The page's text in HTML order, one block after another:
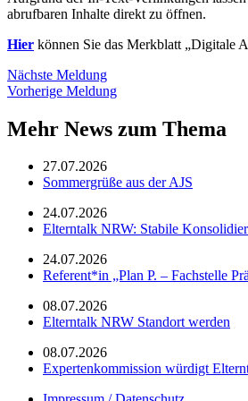
abrufbaren Inhalte direkt zu öffnen.
Hier können Sie das Merkblatt „Digitale
Nächste Meldung
Vorherige Meldung
Mehr News zum Thema
27.07.2026
Sommergrüße aus der AJS
24.07.2026
Elterntalk NRW: Stabile
24.07.2026
Referent*in „Plan P. – Fachstelle
08.07.2026
Elterntalk NRW Standort werden
08.07.2026
Expertenkommission würdigt